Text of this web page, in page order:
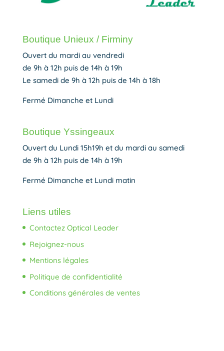
Boutique Unieux / Firminy
Ouvert du mardi au vendredi
de 9h à 12h puis de 14h à 19h
Le samedi de 9h à 12h puis de 14h à 18h
Fermé Dimanche et Lundi
Boutique Yssingeaux
Ouvert du Lundi 15h19h et du mardi au samedi
de 9h à 12h puis de 14h à 19h
Fermé Dimanche et Lundi matin
Liens utiles
Contactez Optical Leader
Rejoignez-nous
Mentions légales
Politique de confidentialité
Conditions générales de ventes